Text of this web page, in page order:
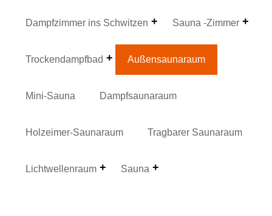
Dampfzimmer ins Schwitzen Sauna -Zimmer
Trockendampfbad Außensaunaraum
Mini-Sauna Dampfsaunaraum
Holzeimer-Saunaraum Tragbarer Saunaraum
Lichtwellenraum Sauna